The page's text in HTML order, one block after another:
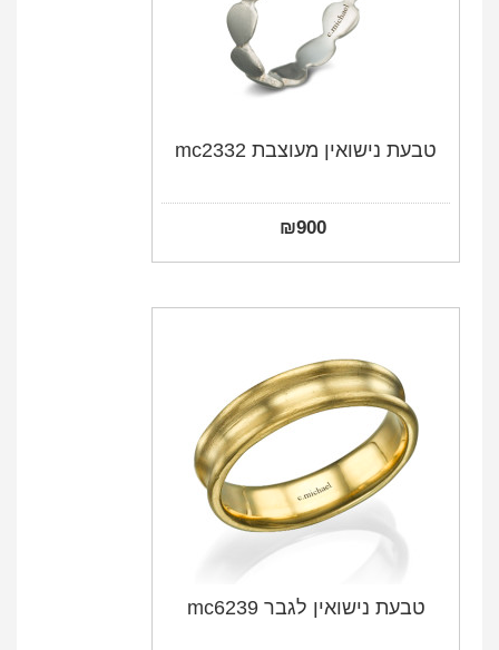
טבעת נישואין מעוצבת mc2332
₪900
טבעת נישואין לגבר mc6239